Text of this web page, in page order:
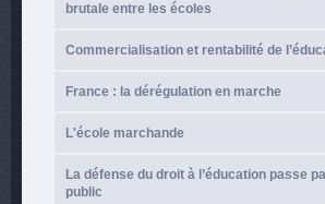
brutale entre les écoles
Commercialisation et rentabilité de
France : la dérégulation en marche
L'école marchande
La défense du droit à l’éducation passe
public